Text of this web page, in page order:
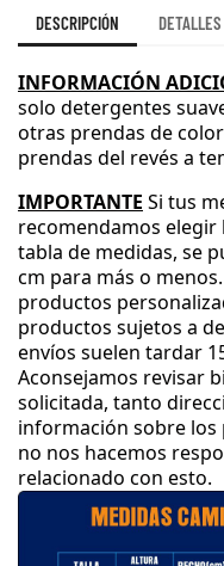
DESCRIPCIÓN
INFORMACIÓN
solo detergentes
otras prendas de
prendas del revés a
IMPORTANTE Si tus
recomendamos elegir
tabla de medidas, se
cm para más o menos.
productos
productos sujetos a
envíos suelen tardar
Aconsejamos revisar
solicitada, tanto
información sobre
no nos hacemos
relacionado con esto.